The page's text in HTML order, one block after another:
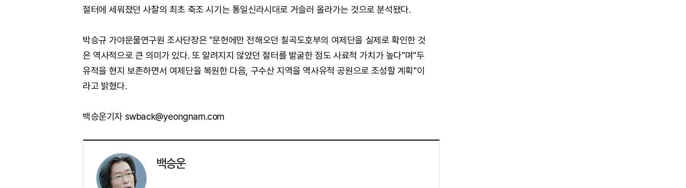
절터에 세워졌던 사찰의 최초 축조 시기는 통일신라시대로 거슬러 올라가는 것으로 분석됐다.
박승규 가야문물연구원 조사단장은 "문헌에만 전해오던 칠곡도호부의 여제단을 실제로 확인한 것
은 역사적으로 큰 의미가 있다. 또 알려지지 않았던 절터를 발굴한 점도 사료적 가치가 높다"며"두
유적을 현지 보존하면서 여제단을 복원한 다음, 구수산 지역을 역사유적 공원으로 조성할 계획"이
라고 밝혔다.
백승운기자 swback@yeongnam.com
백승운